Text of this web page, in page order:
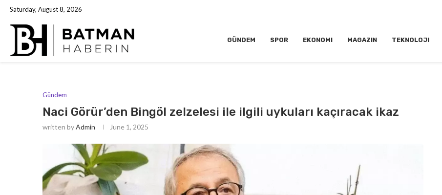
Saturday, August 8, 2026
GÜNDEM SPOR EKONOMI MAGAZIN TEKNOLOJI
Gündem
Naci Görür’den Bingöl zelzelesi ile ilgili uykuları kaçıracak ikaz
written byAdmin June 1, 2025